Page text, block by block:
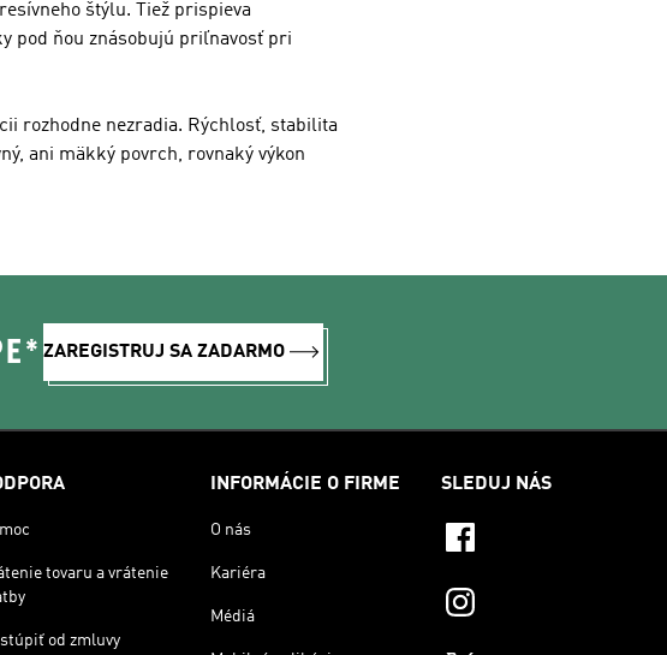
štýlu. Tiež prispieva
pod ňou znásobujú priľnavosť pri
rozhodne nezradia. Rýchlosť, stabilita
ani mäkký povrch, rovnaký výkon
ZAREGISTRUJ SA ZADARMO
tovaru a vrátenie
od zmluvy
INFORMÁCIE O FIRME
O nás
Kariéra
Médiá
SLEDUJ NÁS